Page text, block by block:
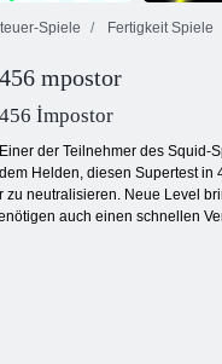
Online
Spiele Fertigkeit Spiele
456 mpostor
456 İmpostor
Einer der Teilnehmer des Squid-
dem Helden, diesen Supertest in
zu neutralisieren. Neue Level
auch einen schnellen